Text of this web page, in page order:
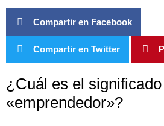
Compartir en Facebook
Compartir en Twitter
¿Cuál es el
«emprendedor»?